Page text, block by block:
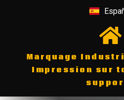
Marquage
Impression sur